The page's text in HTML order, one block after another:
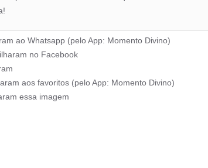
ao Whatsapp (pelo App: Momento Divino)
no Facebook
aos favoritos (pelo App: Momento Divino)
essa imagem